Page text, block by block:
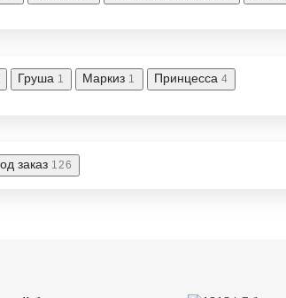
Груша 1 Маркиз 1 Принцесса 4
заказ 126